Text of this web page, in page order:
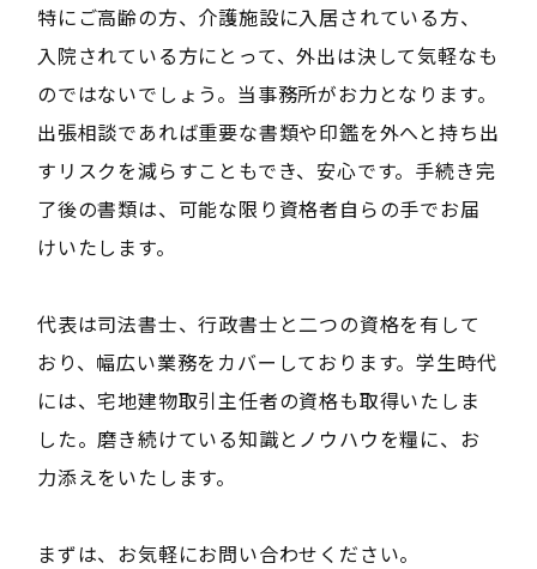
特にご高齢の方、介護施設に入居されている方、
入院されている方にとって、外出は決して気軽なも
のではないでしょう。当事務所がお力となります。
出張相談であれば重要な書類や印鑑を外へと持ち出
すリスクを減らすこともでき、安心です。手続き完
了後の書類は、可能な限り資格者自らの手でお届
けいたします。
代表は司法書士、行政書士と二つの資格を有して
おり、幅広い業務をカバーしております。学生時代
には、宅地建物取引主任者の資格も取得いたしま
した。磨き続けている知識とノウハウを糧に、お
力添えをいたします。
まずは、お気軽にお問い合わせください。